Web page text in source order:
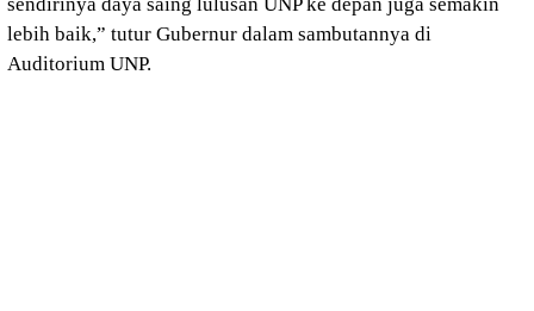
lebih baik,” tutur Gubernur dalam sambutannya di
Auditorium UNP.